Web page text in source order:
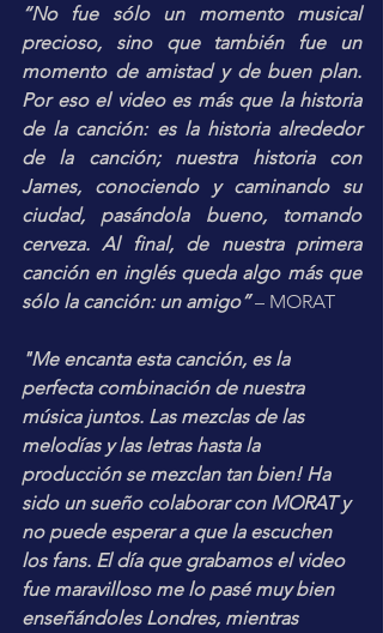
“No fue sólo un momento musical
precioso, sino que también fue un
momento de amistad y de buen plan.
Por eso el video es más que la historia
de la canción: es la historia alrededor
de la canción; nuestra historia con
James, conociendo y caminando su
ciudad, pasándola bueno, tomando
cerveza. Al final, de nuestra primera
canción en inglés queda algo más que
sólo la canción: un amigo” – MORAT
"Me encanta esta canción, es la
perfecta combinación de nuestra
música juntos. Las mezclas de las
melodías y las letras hasta la
producción se mezclan tan bien! Ha
sido un sueño colaborar con MORAT y
no puede esperar a que la escuchen
los fans. El día que grabamos el video
fue maravilloso me lo pasé muy bien
enseñándoles Londres, mientras